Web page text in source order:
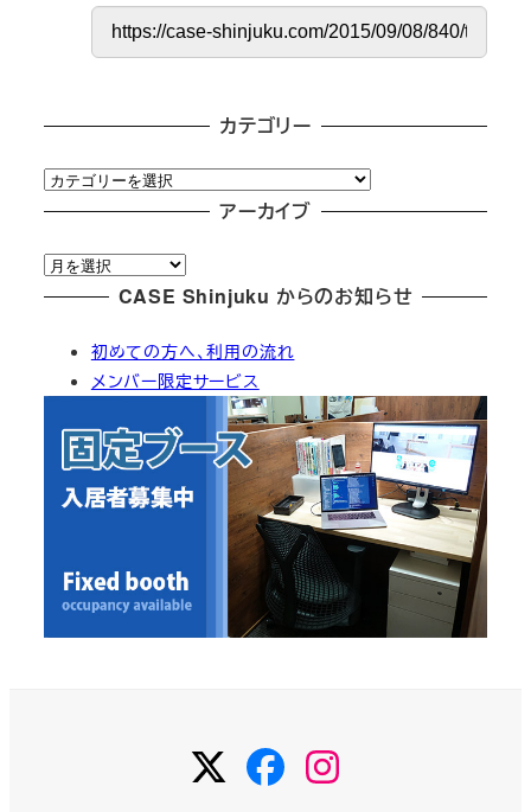
カテゴリー
カ
テ
リ
ー
アーカイブ
ア
ー
CASE Shinjuku からのお知らせ
初めての方へ、利用の流れ
メンバー限定サービス
TwitterFacebook